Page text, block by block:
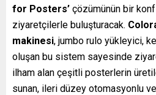
for Posters’ çözümünün bir
ziyaretçilerle buluşturacak.
makinesi, jumbo rulo yükleyici,
oluşan bu sistem sayesinde
ilham alan çeşitli posterlerin
sunan, ileri düzey otomasyonlu